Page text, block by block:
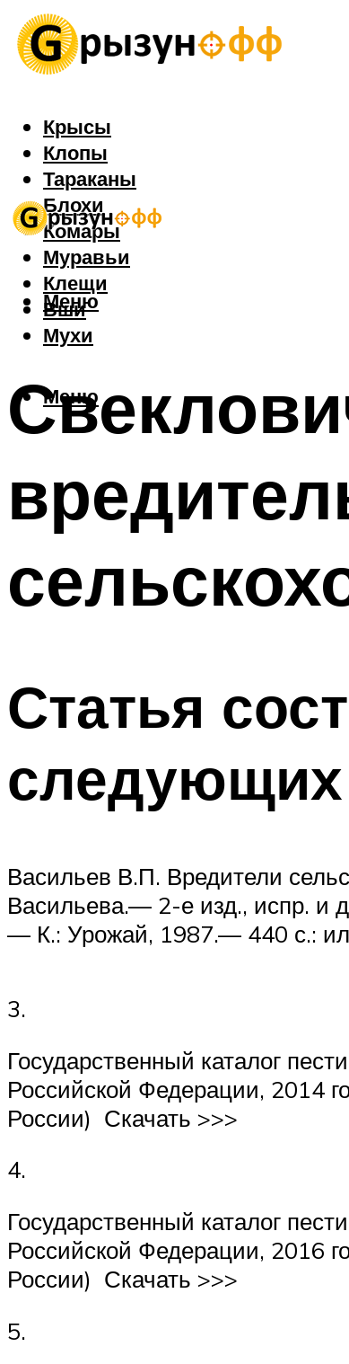
Крысы
Клопы
Тараканы
Блохи
Комары
Муравьи
Клещи
Вши
Мухи
Меню
Меню
Статья
следующих
Васильев В.П. Вредители
Васильева.— 2-е изд., испр. и
— К.: Урожай, 1987.— 440 с.:
3.
Государственный каталог
Российской Федерации, 2014
России) Скачать >>>
4.
Государственный каталог
Российской Федерации, 2016
России) Скачать >>>
5.